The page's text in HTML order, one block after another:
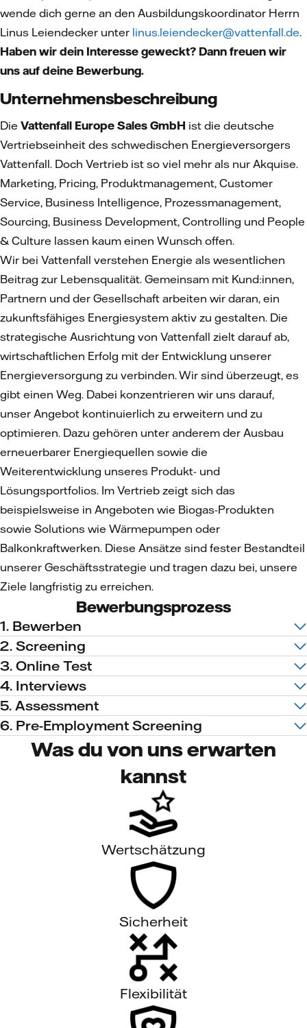
wende dich gerne an den Ausbildungskoordinator Herrn
Linus Leiendecker unter linus.leiendecker@vattenfall.de.
Haben wir dein Interesse geweckt? Dann freuen wir
uns auf deine Bewerbung.
Unternehmensbeschreibung
Die Vattenfall Europe Sales GmbH ist die deutsche
Vertriebseinheit des schwedischen Energieversorgers
Vattenfall. Doch Vertrieb ist so viel mehr als nur Akquise.
Marketing, Pricing, Produktmanagement, Customer
Service, Business Intelligence, Prozessmanagement,
Sourcing, Business Development, Controlling und People
& Culture lassen kaum einen Wunsch offen.
Wir bei Vattenfall verstehen Energie als wesentlichen
Beitrag zur Lebensqualität. Gemeinsam mit Kund:innen,
Partnern und der Gesellschaft arbeiten wir daran, ein
zukunftsfähiges Energiesystem aktiv zu gestalten. Die
strategische Ausrichtung von Vattenfall zielt darauf ab,
wirtschaftlichen Erfolg mit der Entwicklung unserer
Energieversorgung zu verbinden. Wir sind überzeugt, es
gibt einen Weg. Dabei konzentrieren wir uns darauf,
unser Angebot kontinuierlich zu erweitern und zu
optimieren. Dazu gehören unter anderem der Ausbau
erneuerbarer Energiequellen sowie die
Weiterentwicklung unseres Produkt- und
Lösungsportfolios. Im Vertrieb zeigt sich das
beispielsweise in Angeboten wie Biogas-Produkten
sowie Solutions wie Wärmepumpen oder
Balkonkraftwerken. Diese Ansätze sind fester Bestandteil
unserer Geschäftsstrategie und tragen dazu bei, unsere
Ziele langfristig zu erreichen.
Bewerbungsprozess
1. Bewerben
2. Screening
3. Online Test
4. Interviews
5. Assessment
6. Pre-Employment Screening
Was du von uns erwarten
kannst
Wertschätzung
Sicherheit
Flexibilität